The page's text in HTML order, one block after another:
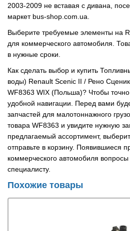
2003-2009 не вставая с дивана,
маркет bus-shop.com.ua.
Выберите требуемые элементы на
для коммерческого автомобиля.
в нужные сроки.
Как сделать выбор и купить
воды) Renault Scenic II / Рено
WF8363 WIX (Польша)? Чтобы
удобной навигации. Перед вами
запчастей для малотоннажного
товара WF8363 и увидите нужную
предлагаемый ассортимент,
отправьте в корзину. Появившиеся
коммерческого автомобиля
специалисту.
Похожие товары